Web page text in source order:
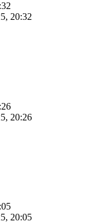
20:32
20:26
20:05